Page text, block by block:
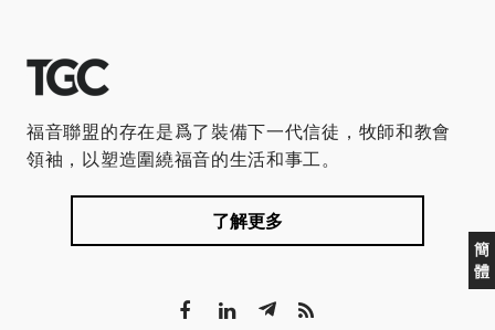
簡
體
福音聯盟的存在是爲了裝備下一代信徒，牧師和教會
領袖，以塑造圍繞福音的生活和事工。
了解更多